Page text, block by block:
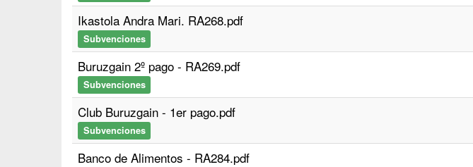
Ikastola Andra Mari. RA268.pdf
Subvenciones
Buruzgain 2º pago - RA269.pdf
Subvenciones
Club Buruzgain - 1er pago.pdf
Subvenciones
Banco de Alimentos - RA284.pdf